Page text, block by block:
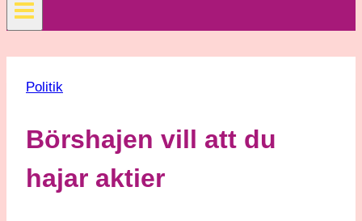
Politik
Börshajen vill att du
hajar aktier